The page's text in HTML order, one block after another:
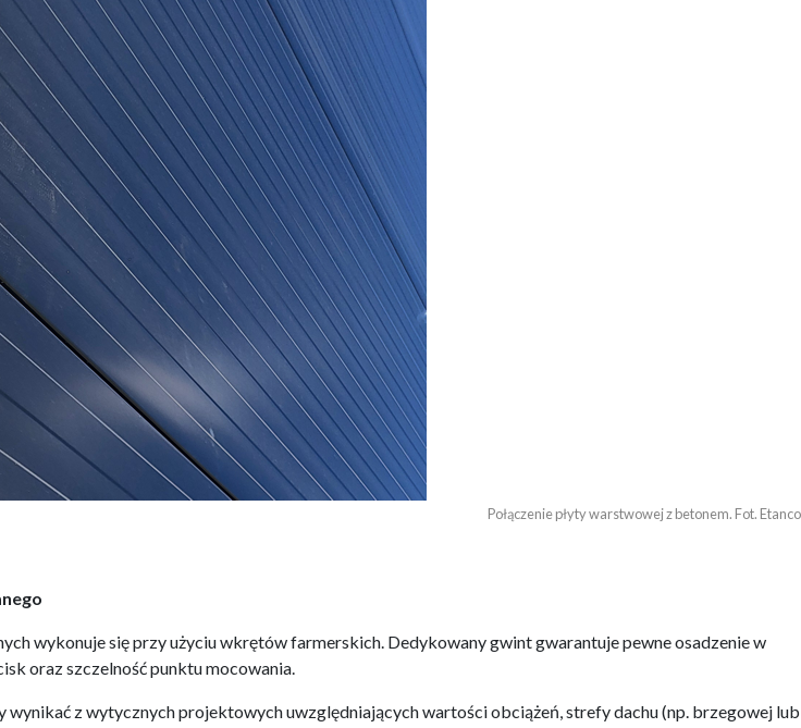
Połączenie płyty warstwowej z betonem. Fot. Etanco
wykonuje się przy użyciu wkrętów farmerskich. Dedykowany gwint gwarantuje pewne osadzenie w
oraz szczelność punktu mocowania.
z wytycznych projektowych uwzględniających wartości obciążeń, strefy dachu (np. brzegowej lub